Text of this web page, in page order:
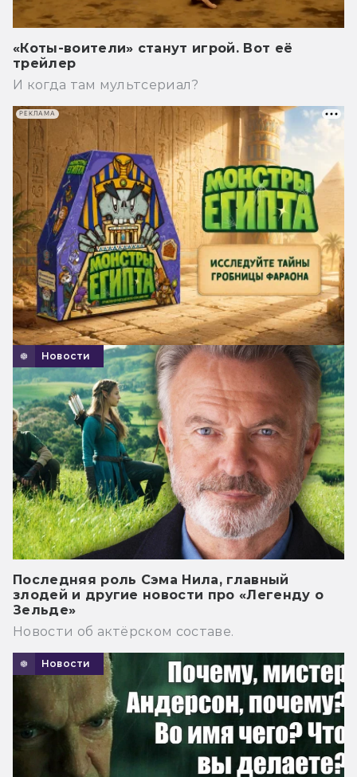
«Коты-воители» станут игрой. Вот её
трейлер
И когда там мультсериал?
Новости
Последняя роль Сэма Нила, главный
злодей и другие новости про «Легенду о
Зельде»
Новости об актёрском составе.
Новости
РЕКЛАМА